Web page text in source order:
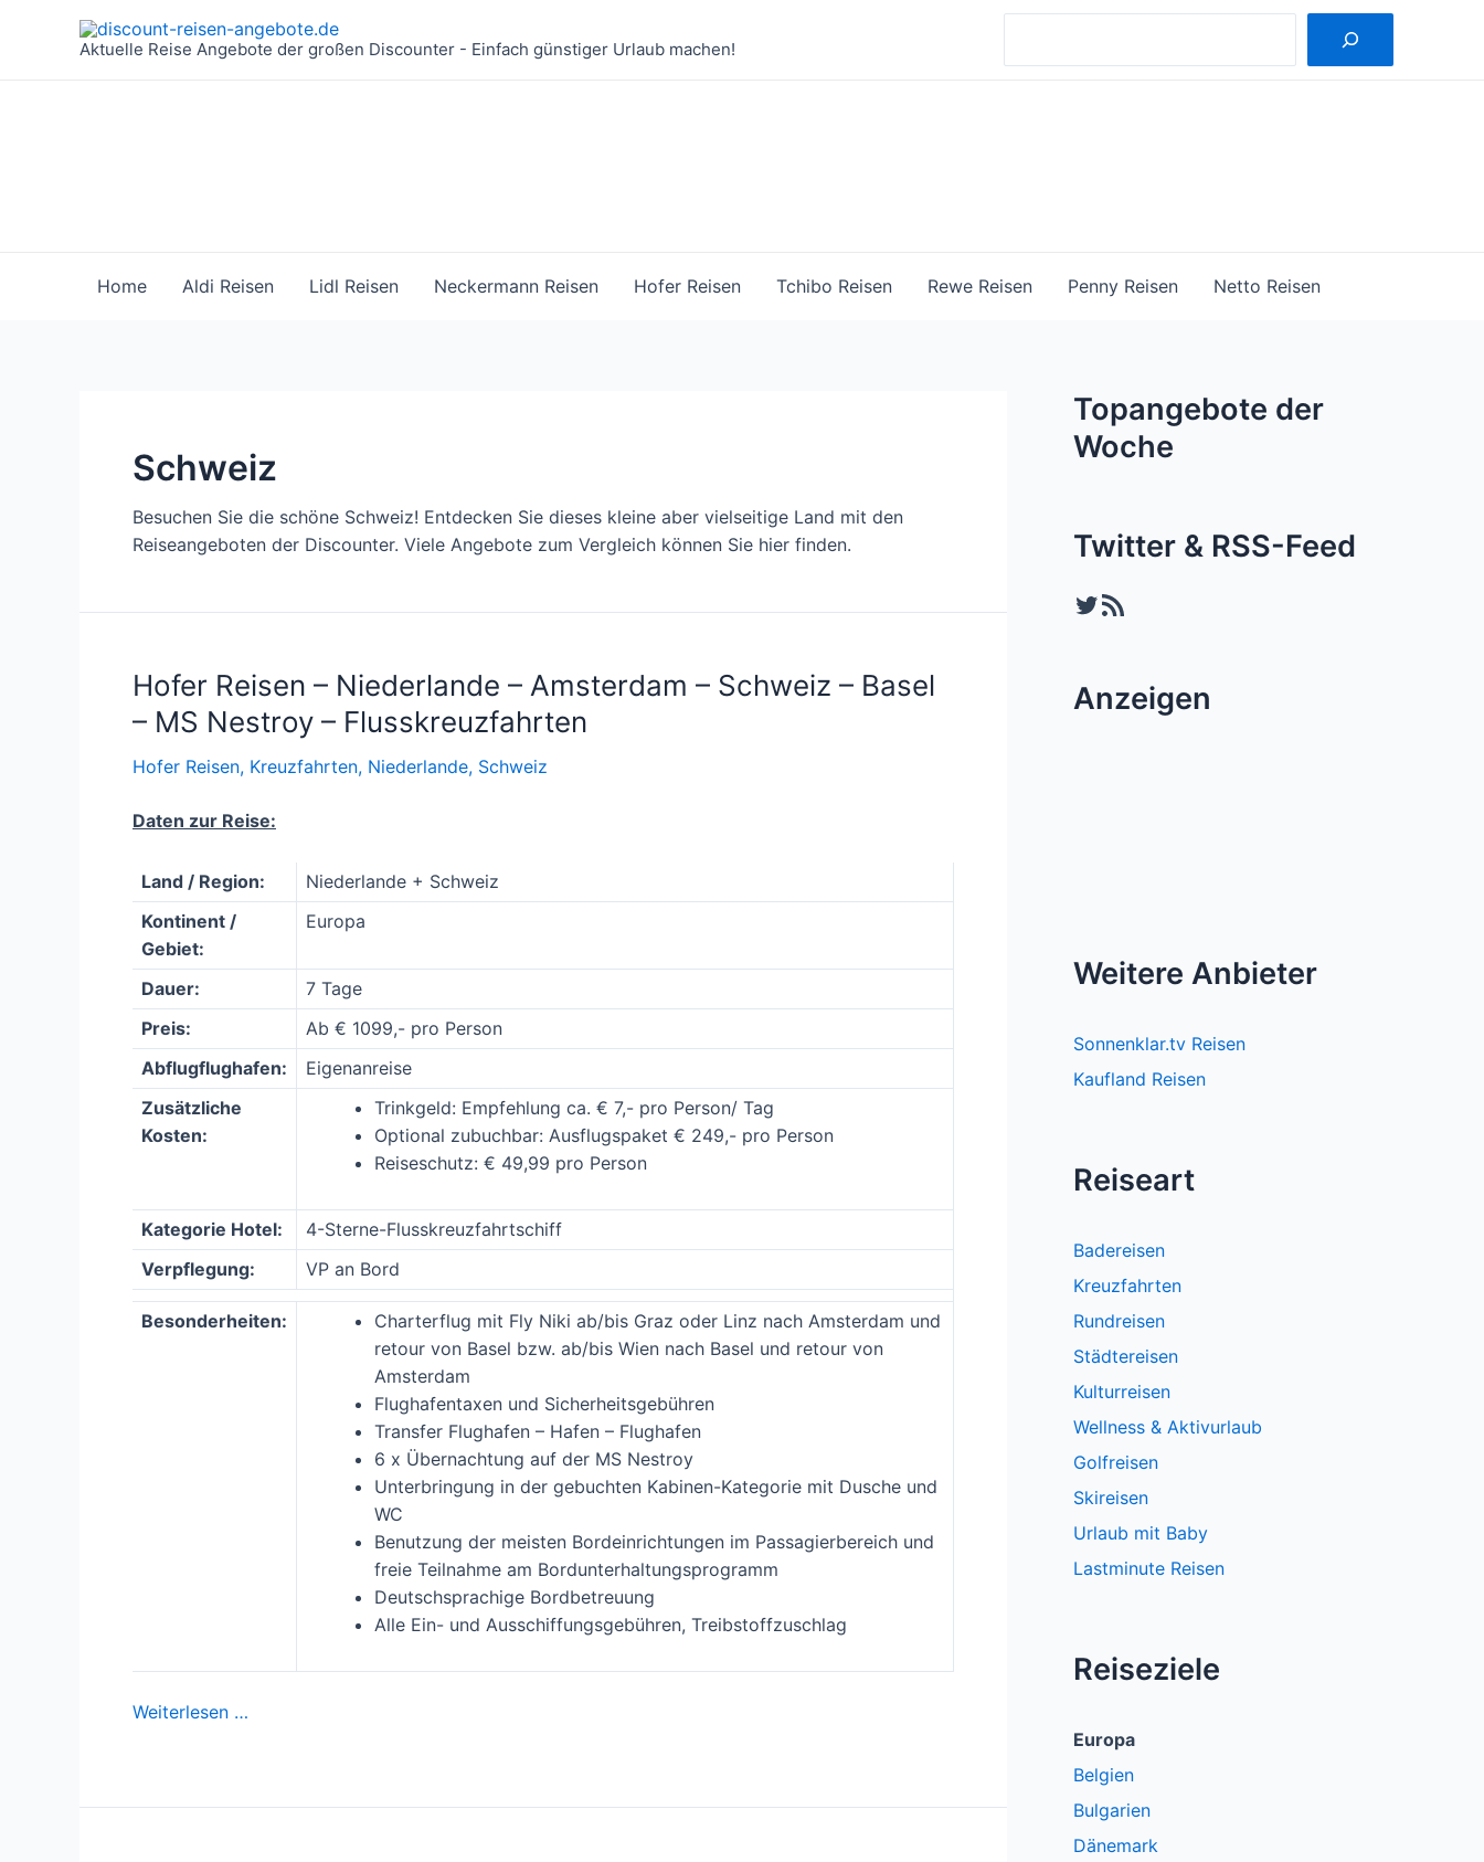
Aktuelle Reise Angebote der großen Discounter - Einfach günstiger Urlaub machen!
Home Aldi Reisen Lidl Reisen Neckermann Reisen Hofer Reisen Tchibo Reisen Rewe Reisen Penny Reisen Netto Reisen
Schweiz
Besuchen Sie die schöne Schweiz! Entdecken Sie dieses kleine aber vielseitige Land mit den
Reiseangeboten der Discounter. Viele Angebote zum Vergleich können Sie hier finden.
Hofer Reisen – Niederlande – Amsterdam – Schweiz – Basel
– MS Nestroy – Flusskreuzfahrten
Hofer Reisen, Kreuzfahrten, Niederlande, Schweiz
Daten zur Reise:
Land / Region:
Niederlande + Schweiz
Kontinent /
Gebiet:
Europa
Dauer:
7 Tage
Preis:
Ab € 1099,- pro Person
Abflugflughafen:
Eigenanreise
Zusätzliche
Kosten:
Trinkgeld: Empfehlung ca. € 7,- pro Person/ Tag
Optional zubuchbar: Ausflugspaket € 249,- pro Person
Reiseschutz: € 49,99 pro Person
Kategorie Hotel:
4-Sterne-Flusskreuzfahrtschiff
Verpflegung:
VP an Bord
Besonderheiten:
Charterflug mit Fly Niki ab/bis Graz oder Linz nach Amsterdam und
retour von Basel bzw. ab/bis Wien nach Basel und retour von
Amsterdam
Flughafentaxen und Sicherheitsgebühren
Transfer Flughafen – Hafen – Flughafen
6 x Übernachtung auf der MS Nestroy
Unterbringung in der gebuchten Kabinen-Kategorie mit Dusche und
WC
Benutzung der meisten Bordeinrichtungen im Passagierbereich und
freie Teilnahme am Bordunterhaltungsprogramm
Deutschsprachige Bordbetreuung
Alle Ein- und Ausschiffungsgebühren, Treibstoffzuschlag
Weiterlesen …
Topangebote der
Woche
Twitter & RSS-Feed
Twitter RSS-Feed
Anzeigen
Weitere Anbieter
Sonnenklar.tv Reisen
Kaufland Reisen
Reiseart
Badereisen
Kreuzfahrten
Rundreisen
Städtereisen
Kulturreisen
Wellness & Aktivurlaub
Golfreisen
Skireisen
Urlaub mit Baby
Lastminute Reisen
Reiseziele
Europa
Belgien
Bulgarien
Dänemark